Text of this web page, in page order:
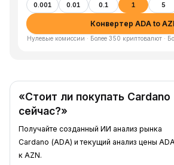
0.001 0.01 0.1 1 5
Конвертер ADA to
Нулевые комиссии · Более 350 криптовалют ·
«Стоит ли покупать Cardano
сейчас?»
Получайте созданный ИИ анализ рынка
Cardano (ADA) и текущий анализ цены ADA
к AZN.